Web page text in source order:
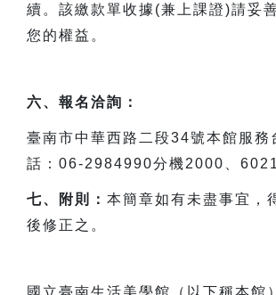
續。該繳款單收據(兼上課證)請妥
您的權益。
六、報名洽詢：
臺南市中華西路二段34號本館服務
話：06-2984990分機2000、6021
七、附則： 本簡章如有未盡事宜，
後修正之。
國立臺南生活美學館（以下稱本館